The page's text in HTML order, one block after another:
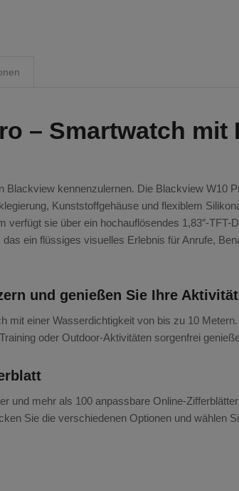
– Smartwatch mit
Blackview kennenzulernen. Die Blackview W10
Kunststoffgehäuse und flexiblem
verfügt sie über ein hochauflösendes 1,83″-TFT-
ein flüssiges visuelles Erlebnis für Anrufe,
und genießen Sie Ihre
mit einer Wasserdichtigkeit von bis zu 10
oder Outdoor-Aktivitäten sorgenfrei
und mehr als 100 anpassbare Online-
Sie die verschiedenen Optionen und wählen